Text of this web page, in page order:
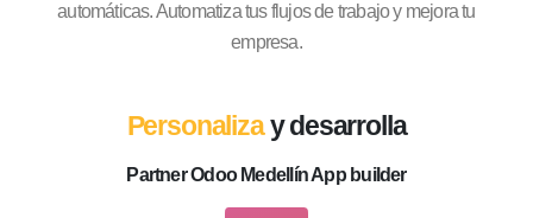
automáticas. Automatiza tus flujos de trabajo y mejora tu
empresa.
Personalizay desarrolla
Partner Odoo Medellín App builder